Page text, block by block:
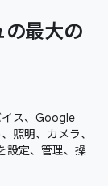
最大の
ス、Google
照明、カメラ、
設定、管理、操